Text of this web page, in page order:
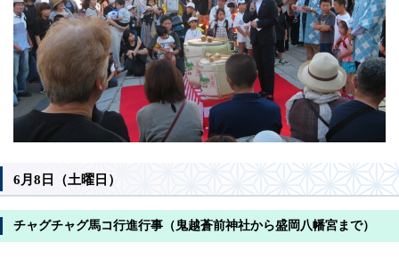
6月8日（土曜日）
チャグチャグ馬コ行進行事（鬼越蒼前神社から盛岡八幡宮まで）